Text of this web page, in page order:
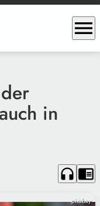
menu
in
headphones chrome_reader_mode
pixabay